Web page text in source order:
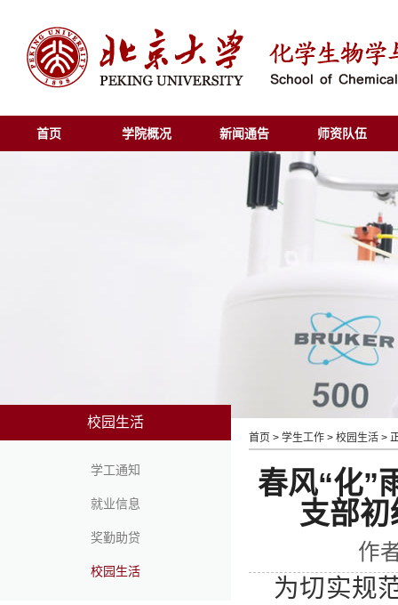
首页 学院概况 新闻通告 师资队伍
校园生活
学工通知
就业信息
奖勤助贷
校园生活
首页 > 学生工作 > 校园生活 >
春风“化”
支部
作
为切实规